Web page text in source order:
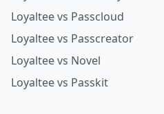
Loyaltee vs Passcloud
Loyaltee vs Passcreator
Loyaltee vs Novel
Loyaltee vs Passkit